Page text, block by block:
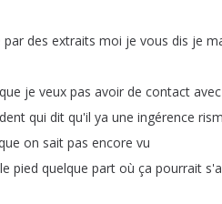
par des extraits moi je vous dis je
que je veux pas avoir de contact avec
qui dit qu'il ya une ingérence
on sait pas encore vu
le pied quelque part où ça pourrait